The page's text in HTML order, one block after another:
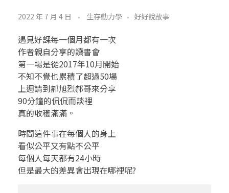
金
言
玉
語
0
7
.
健
2022 年 7 月 4 日 生存動力學 好好說故事
遇見好課每一個月都有一次
作者親自分享的讀書會
第一場是從2017年10月開始
不知不覺也累積了超過50場
上週請到郝旭烈郝哥來分享
90分鐘的侃侃而談裡
真的收穫滿滿。
時間這件事在每個人的身上
看似公平又有點不公平
每個人每天都有24小時
但是最大的差異會出現在哪裡呢?